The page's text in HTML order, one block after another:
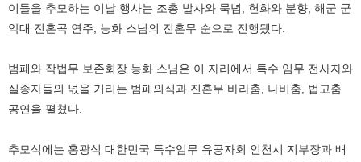
이들을 추모하는 이날 행사는 조총 발사와 묵념, 헌화와 분향, 해군 군
악대 진혼곡 연주, 능화 스님의 진혼무 순으로 진행됐다.
범패와 작법무 보존회장 능화 스님은 이 자리에서 특수 임무 전사자와
실종자들의 넋을 기리는 범패의식과 진혼무 바라춤, 나비춤, 법고춤
공연을 펼쳤다.
추모식에는 홍광식 대한민국 특수임무 유공자회 인천시 지부장과 배